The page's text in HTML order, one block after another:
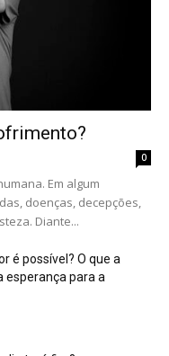
0
Em algum
doenças, decepções,
Diante...
é possível? O que a
esperança para a